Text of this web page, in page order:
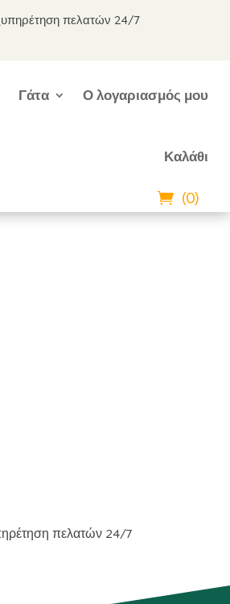
πελατών 24/7
Γάτα Ο λογαριασμός μου
Καλάθι
(0)
πελατών 24/7